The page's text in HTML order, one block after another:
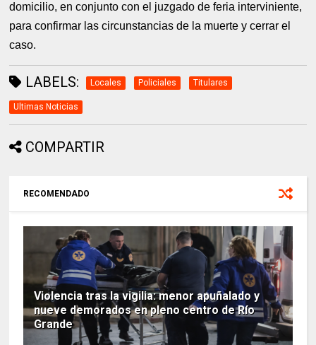
domicilio, en conjunto con el juzgado de feria interviniente,
para confirmar las circunstancias de la muerte y cerrar el
caso.
LABELS: Locales Policiales Titulares
Ultimas Noticias
COMPARTIR
RECOMENDADO
Violencia tras la vigilia: menor apuñalado y
nueve demorados en pleno centro de Río
Grande